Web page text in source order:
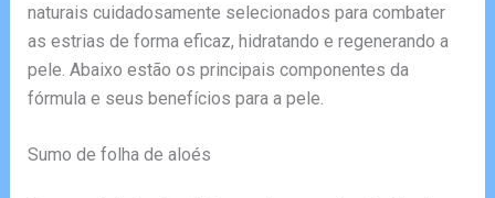
naturais cuidadosamente selecionados para combater
as estrias de forma eficaz, hidratando e regenerando a
pele. Abaixo estão os principais componentes da
fórmula e seus benefícios para a pele.
Sumo de folha de aloés